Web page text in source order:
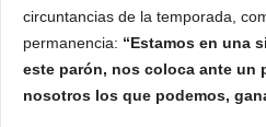
circuntancias de la temporada,
permanencia: “Estamos en una
este parón, nos coloca ante un
nosotros los que podemos,